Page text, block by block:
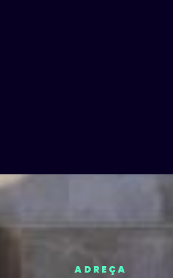
ADREÇA